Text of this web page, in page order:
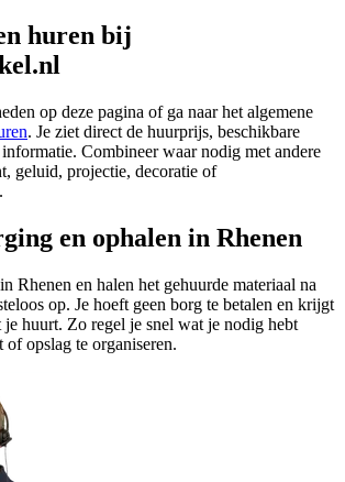
huren bij
op deze pagina of ga naar het algemene
. Je ziet direct de huurprijs, beschikbare
Combineer waar nodig met andere
geluid, projectie, decoratie of
en ophalen in Rhenen
Rhenen en halen het gehuurde materiaal na
op. Je hoeft geen borg te betalen en krijgt
huurt. Zo regel je snel wat je nodig hebt
of opslag te organiseren.